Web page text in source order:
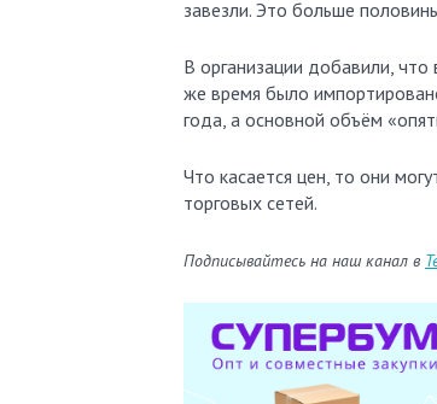
завезли. Это больше
В организации добавили,
же время было
года, а основной объём
Что касается цен, то они
торговых сетей.
Подписывайтесь на наш канал в